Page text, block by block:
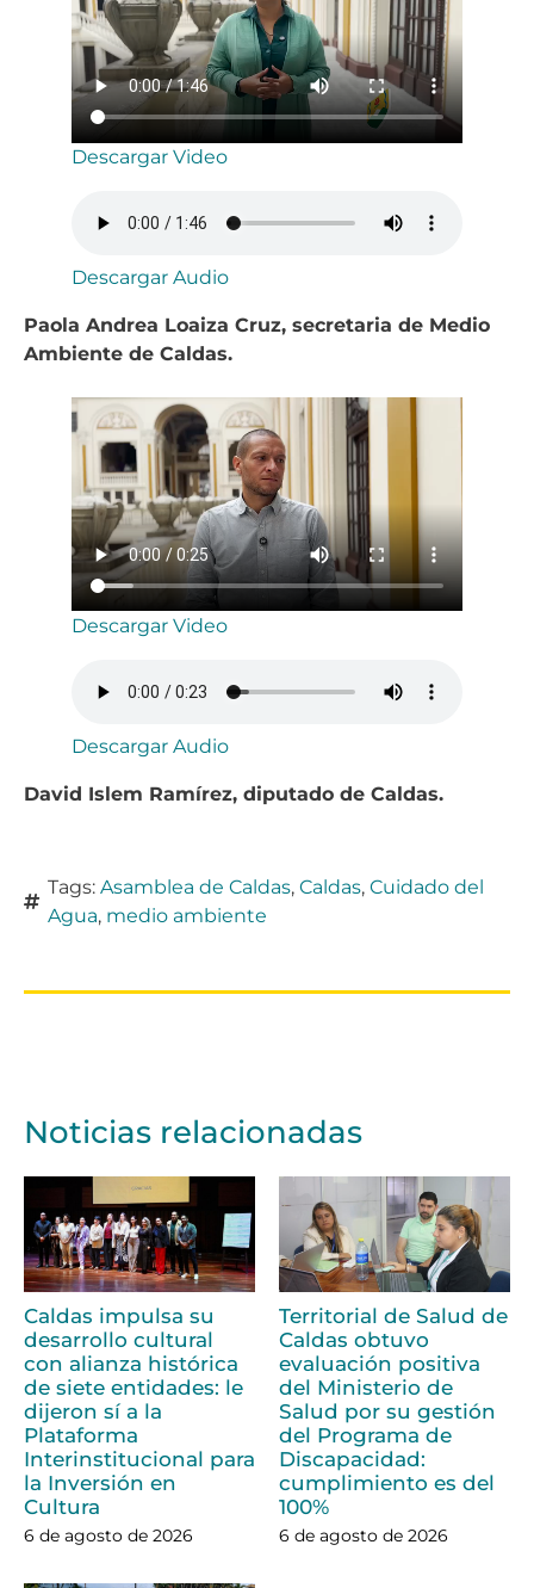
Descargar Video
Descargar Audio
Paola Andrea Loaiza Cruz, secretaria de Medio
Ambiente de Caldas.
Descargar Video
Descargar Audio
David Islem Ramírez, diputado de Caldas.
Tags: Asamblea de Caldas, Caldas, Cuidado del
Agua, medio ambiente
Noticias relacionadas
Caldas impulsa su
desarrollo cultural
con alianza histórica
de siete entidades: le
dijeron sí a la
Plataforma
Interinstitucional para
la Inversión en
Cultura
6 de agosto de 2026
Territorial de Salud de
Caldas obtuvo
evaluación positiva
del Ministerio de
Salud por su gestión
del Programa de
Discapacidad:
cumplimiento es del
100%
6 de agosto de 2026